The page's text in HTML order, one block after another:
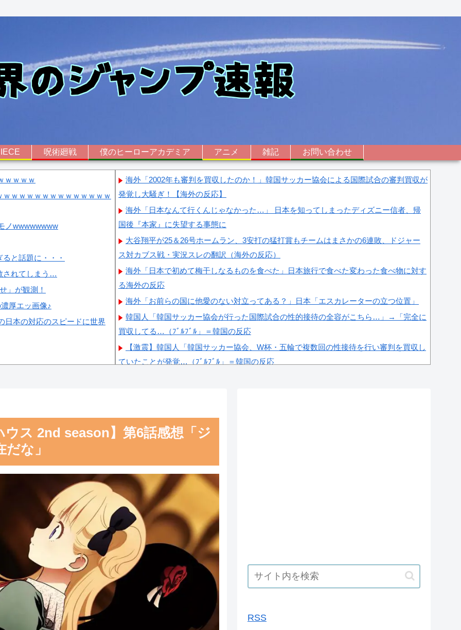
呪術廻戦 僕のヒーローアカデミア アニメ 雑記 お問い合わせ
ｗｗｗｗ
ｗｗｗｗｗｗｗｗｗｗｗｗｗ
ノwwwwwwww
と話題に・・・
されてしまう…
」が観測！
厚エッ画像♪
日本の対応のスピードに世界
海外「2002年も審判を買収したのか！」韓国サッカー協会による国際試合の審判買収が
発覚し大騒ぎ！【海外の反応】
海外「日本なんて行くんじゃなかった…」 日本を知ってしまったディズニー信者、帰
国後『本家』に失望する事態に
大谷翔平が25＆26号ホームラン、3安打の猛打賞もチームはまさかの6連敗、ドジャー
ス対カブス戦・実況スレの翻訳（海外の反応）
海外「日本で初めて梅干しなるものを食べた」日本旅行で食べた変わった食べ物に対す
る海外の反応
海外「お前らの国に他愛のない対立ってある？」日本「エスカレーターの立つ位置」
韓国人「韓国サッカー協会が行った国際試合の性的接待の全容がこちら…」→「完全に
買収してる…（ﾌﾞﾙﾌﾞﾙ」＝韓国の反応
【激震】韓国人「韓国サッカー協会、W杯・五輪で複数回の性接待を行い審判を買収し
ていたことが発覚…（ﾌﾞﾙﾌﾞﾙ」＝韓国の反応
韓国人「日本が韓国文学が完全に定着！ブームを超えて一つのジャンルとして日本人全
員に愛されてる模様…（ﾌﾞﾙﾌﾞﾙ」＝韓国の反応
Powered by livedoor 相互RSS
ス 2nd season】第6話感想「ジ
な」
RSS